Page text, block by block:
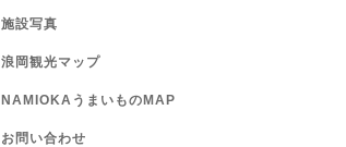
施設写真
浪岡観光マップ
NAMIOKAうまいものMAP
お問い合わせ